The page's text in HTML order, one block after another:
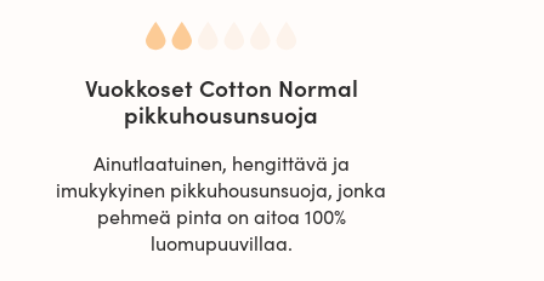
Vuokkoset Cotton Normal
pikkuhousunsuoja
Ainutlaatuinen, hengittävä ja
imukykyinen pikkuhousunsuoja, jonka
pehmeä pinta on aitoa 100%
luomupuuvillaa.